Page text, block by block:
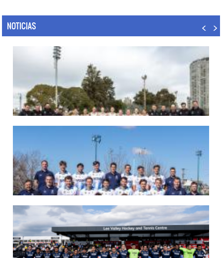
NOTICIAS
07/08/2026
LAS LEONAS LISTAS PARA DISPUTAR EL MUNDIAL 2026
Del 15 al 30 de agosto, el seleccionado argentino femenino de hockey disputará
la Copa del Mundo en Países Bajos y Bélgica. El debut será ante Estados Unidos.
LEER MÁS
07/08/2026
LOS LEONES LISTOS PARA DISPUTAR EL MUNDIAL 2026